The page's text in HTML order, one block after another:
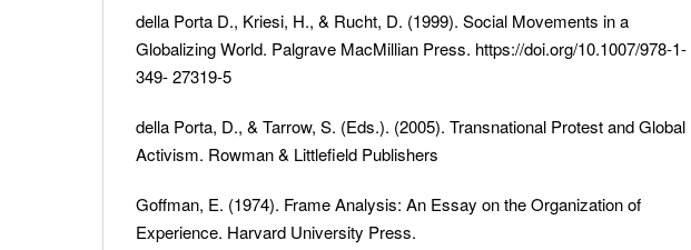
della Porta D., Kriesi, H., & Rucht, D. (1999). Social Movements in a
Globalizing World. Palgrave MacMillian Press. https://doi.org/10.1007/978-1-
349- 27319-5
della Porta, D., & Tarrow, S. (Eds.). (2005). Transnational Protest and Global
Activism. Rowman & Littlefield Publishers
Goffman, E. (1974). Frame Analysis: An Essay on the Organization of
Experience. Harvard University Press.